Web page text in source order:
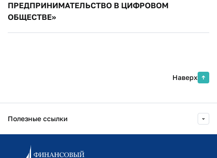
ПРЕДПРИНИМАТЕЛЬСТВО В ЦИФРОВОМ
ОБЩЕСТВЕ»
Наверх
Полезные ссылки
Информационно-образовательный портал